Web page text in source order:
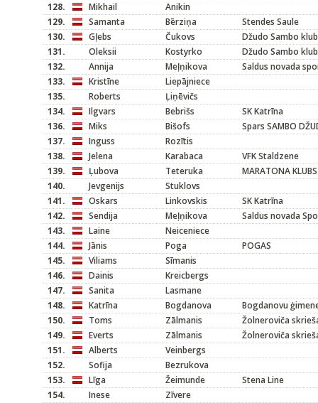
128.
Mikhail
Anikin
129.
Samanta Bērziņa
Stendes Saule
130.
Gļebs Čukovs
Džudo Sambo
131.
Oleksii Kostyrko
Džudo Sambo
132.
Annija Meļņikova
Saldus novada
133.
Kristīne
Liepājniece
135.
Roberts
Ļiņēvičs
134.
Ilgvars Bebrišs
SK Katrīna
136.
Miks Bišofs
Spars SAMBO
137.
Inguss
Rozītis
138.
Jelena Karabaca
VFK Staldzene
139.
Ļubova Teteruka
MARATONA KLUBS
140.
Jevgenijs
Stuklovs
141.
Oskars Linkovskis
SK Katrīna
142.
Sendija Meļņikova
Saldus novada
143.
Laine
Neiceniece
144.
Jānis Poga
POGAS
145.
Viliams
Sīmanis
146.
Dainis
Kreicbergs
147.
Sanita
Lasmane
148.
Katrīna Bogdanova
Bogdanovu
150.
Toms Zālmanis
Žolneroviča
149.
Everts Zālmanis
Žolneroviča
151.
Alberts
Veinbergs
152.
Sofija
Bezrukova
153.
Līga Žeimunde
Stena Line
154.
Inese Zīvere